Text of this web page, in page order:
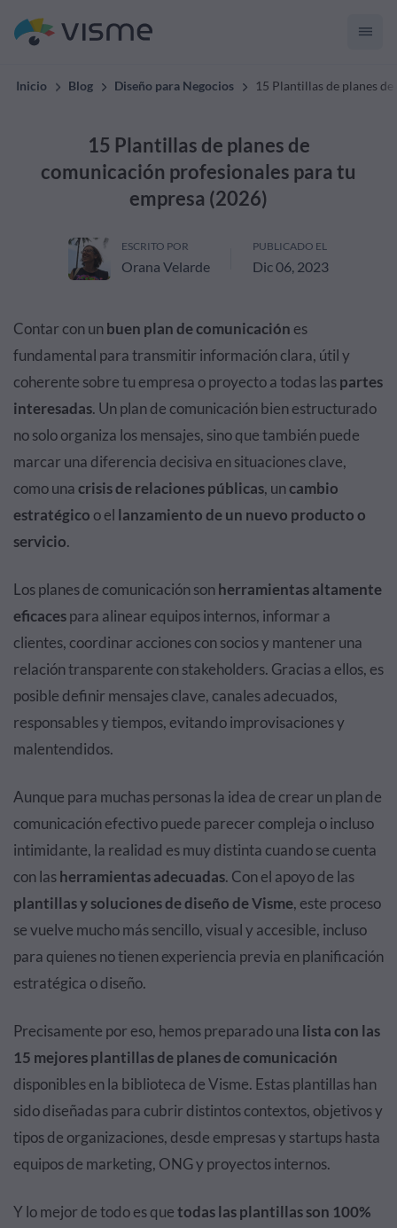
Inicio Blog Diseño para Negocios 15 Plantillas de planes
15 Plantillas de planes de
comunicación profesionales para tu
empresa (2026)
ESCRITO POR
Orana Velarde
PUBLICADO EL
Dic 06, 2023
Contar con unbuen plan de comunicación es
fundamental para transmitir información clara, útil y
coherente sobre tu empresa o proyecto a todas laspartes
interesadas. Un plan de comunicación bien estructurado
no solo organiza los mensajes, sino que también puede
marcar una diferencia decisiva en situaciones clave,
como unacrisis de relaciones públicas, uncambio
estratégico o el lanzamiento de un nuevo producto o
servicio.
Los planes de comunicación sonherramientas altamente
eficacespara alinear equipos internos, informar a
clientes, coordinar acciones con socios y mantener una
relación transparente con stakeholders. Gracias a ellos, es
posible definir mensajes clave, canales adecuados,
responsables y tiempos, evitando improvisaciones y
malentendidos.
Aunque para muchas personas la idea de crear un plan de
comunicación efectivo puede parecer compleja o incluso
intimidante, la realidad es muy distinta cuando se cuenta
con lasherramientas adecuadas. Con el apoyo de las
plantillas y soluciones de diseño de Visme, este proceso
se vuelve mucho más sencillo, visual y accesible, incluso
para quienes no tienen experiencia previa en planificación
estratégica o diseño.
Precisamente por eso, hemos preparado una lista con las
15 mejores plantillas de planes de comunicación
disponibles en la biblioteca de Visme. Estas plantillas han
sido diseñadas para cubrir distintos contextos, objetivos y
tipos de organizaciones, desde empresas y startups hasta
equipos de marketing, ONG y proyectos internos.
Y lo mejor de todo es quetodas las plantillas son 100%